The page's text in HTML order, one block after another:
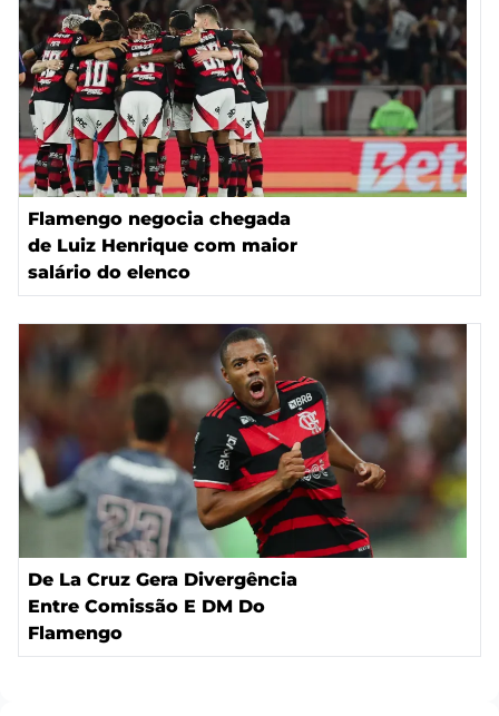
Flamengo negocia chegada
de Luiz Henrique com maior
salário do elenco
De La Cruz Gera Divergência
Entre Comissão E DM Do
Flamengo